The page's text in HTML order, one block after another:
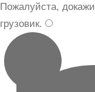
Пожалуйста,
грузовик.